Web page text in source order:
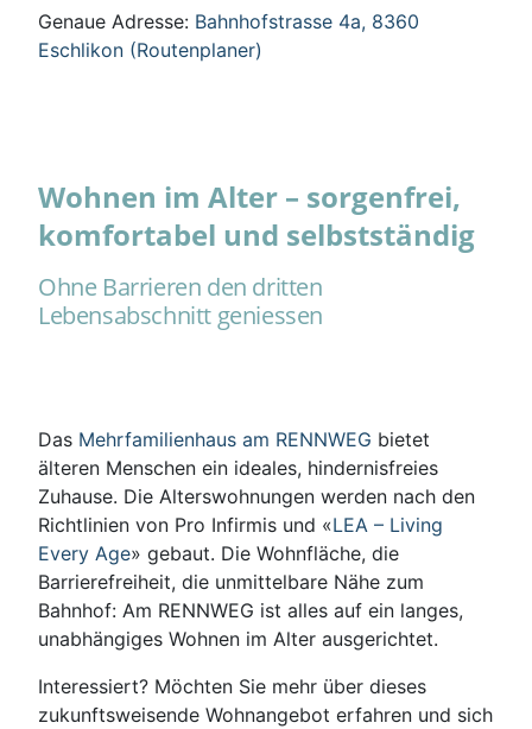
Genaue Adresse: Bahnhofstrasse 4a, 8360
Eschlikon (Routenplaner)
Wohnen im Alter – sorgenfrei,
komfortabel und selbstständig
Ohne Barrieren den dritten
Lebensabschnitt geniessen
Das Mehrfamilienhaus am RENNWEG bietet
älteren Menschen ein ideales, hindernisfreies
Zuhause. Die Alterswohnungen werden nach den
Richtlinien von Pro Infirmis und «LEA – Living
Every Age» gebaut. Die Wohnfläche, die
Barrierefreiheit, die unmittelbare Nähe zum
Bahnhof: Am RENNWEG ist alles auf ein langes,
unabhängiges Wohnen im Alter ausgerichtet.
Interessiert? Möchten Sie mehr über dieses
zukunftsweisende Wohnangebot erfahren und sich